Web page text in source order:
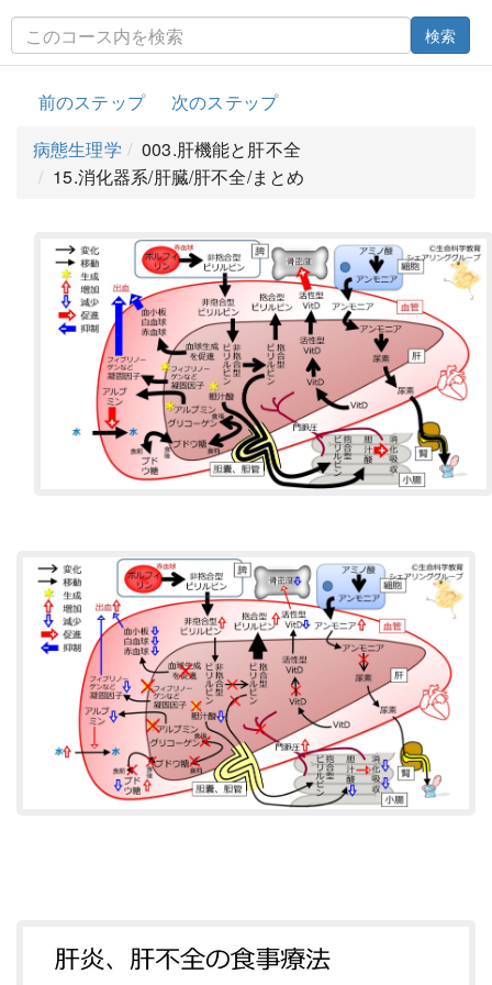
検索
前のステップ
次のステップ
病態生理学
003.肝機能と肝不全
15.消化器系/肝臓/肝不全/まとめ